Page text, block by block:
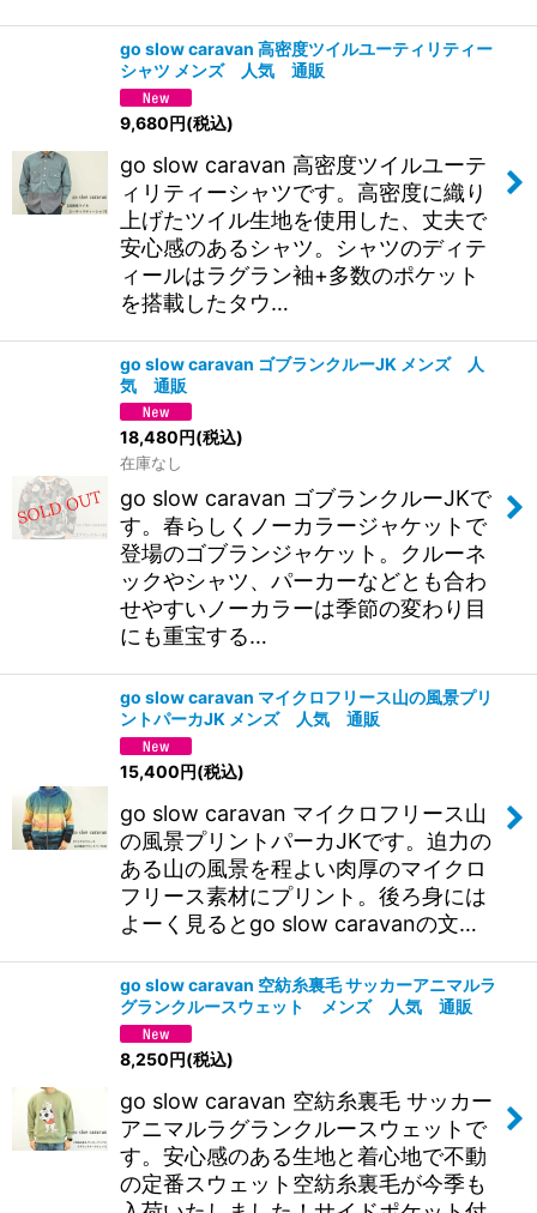
go slow caravan 高密度ツイルユーティリティー
シャツ メンズ 人気 通販
9,680円(税込)
go slow caravan 高密度ツイルユーテ
ィリティーシャツです。高密度に織り
上げたツイル生地を使用した、丈夫で
安心感のあるシャツ。シャツのディテ
ィールはラグラン袖+多数のポケット
を搭載したタウ…
go slow caravan ゴブランクルーJK メンズ 人
気 通販
18,480 円(税込)
在庫なし
go slow caravan ゴブランクルーJKで
す。春らしくノーカラージャケットで
登場のゴブランジャケット。クルーネ
ックやシャツ、パーカーなどとも合わ
せやすいノーカラーは季節の変わり目
にも重宝する…
go slow caravan マイクロフリース山の風景プリ
ントパーカJK メンズ 人気 通販
15,400円(税込)
go slow caravan マイクロフリース山
の風景プリントパーカJKです。迫力の
ある山の風景を程よい肉厚のマイクロ
フリース素材にプリント。後ろ身には
よーく見るとgo slow caravanの文…
go slow caravan 空紡糸裏毛 サッカーアニマルラ
グランクルースウェット メンズ 人気 通販
8,250円(税込)
go slow caravan 空紡糸裏毛 サッカー
アニマルラグランクルースウェットで
す。安心感のある生地と着心地で不動
の定番スウェット空紡糸裏毛が今季も